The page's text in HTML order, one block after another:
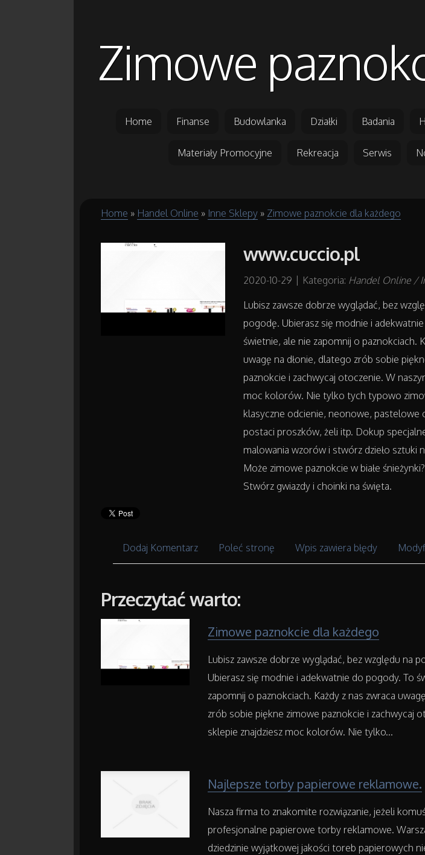
Zimowe
Home Finanse Budowlanka Działki Badania
Materiały Promocyjne Rekreacja Serwis
Home » Handel Online » Inne Sklepy » Zimowe paznokcie dla każdego
www.cuccio.pl
2020-10-29 Kategoria: Handel Online /
Lubisz zawsze dobrze wyglądać, bez
pogodę. Ubierasz się modnie i
świetnie, ale nie zapomnij o paznokciach.
uwagę na dłonie, dlatego zrób sobie
paznokcie i zachwycaj otoczenie. W
moc kolorów. Nie tylko tych typowo
klasyczne odcienie, neonowe, pastelowe
postaci proszków, żeli itp. Dokup
malowania wzorów i stwórz dzieło sztuki
Może zimowe paznokcie w białe
Stwórz gwiazdy i choinki na święta.
Dodaj Komentarz Poleć stronę Wpis zawiera błędy
Przeczytać warto:
Zimowe paznokcie dla każdego
Lubisz zawsze dobrze wyglądać, bez względu na
Ubierasz się modnie i adekwatnie do pogody. To
zapomnij o paznokciach. Każdy z nas zwraca
zrób sobie piękne zimowe paznokcie i zachwycaj
sklepie znajdziesz moc kolorów. Nie tylko...
Najlepsze torby papierowe reklamowe.
Nasza firma to znakomite rozwiązanie, jeżeli
profesjonalne papierowe torby reklamowe.
dziedzinie wyjątkowej jakości toreb papierowych